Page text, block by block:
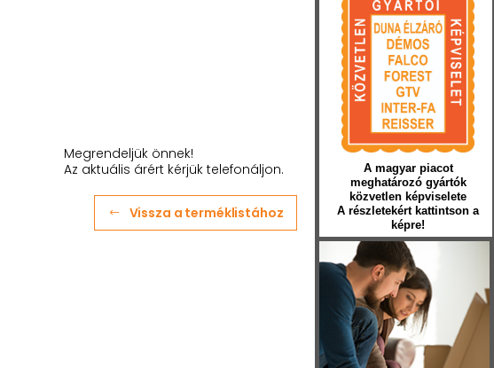
Megrendeljük önnek!
Az aktuális árért kérjük telefonáljon.
Vissza a terméklistához
A magyar piacot
meghatározó gyártók
közvetlen képviselete
A részletekért kattintson a
képre!